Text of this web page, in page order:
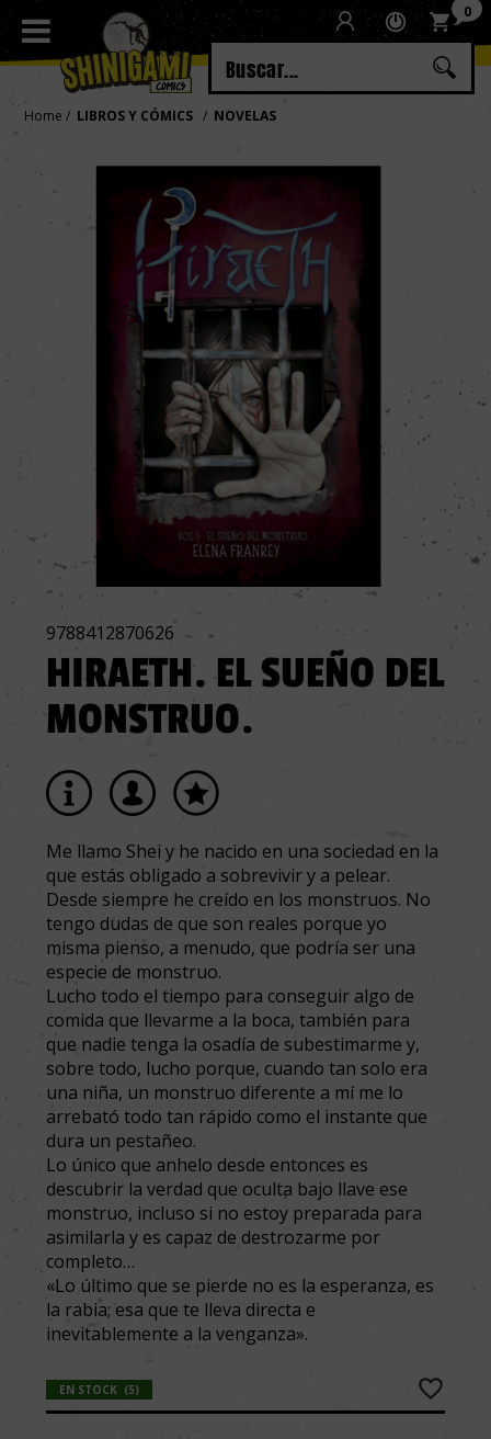
Regístrate
Iniciar sesión 0
Home LIBROS Y CÓMICS NOVELAS
9788412870626
HIRAETH. EL SUEÑO DEL
MONSTRUO.
Me llamo Shei y he nacido en una sociedad en la
que estás obligado a sobrevivir y a pelear.
Desde siempre he creído en los monstruos. No
tengo dudas de que son reales porque yo
misma pienso, a menudo, que podría ser una
especie de monstruo.
Lucho todo el tiempo para conseguir algo de
comida que llevarme a la boca, también para
que nadie tenga la osadía de subestimarme y,
sobre todo, lucho porque, cuando tan solo era
una niña, un monstruo diferente a mí me lo
arrebató todo tan rápido como el instante que
dura un pestañeo.
Lo único que anhelo desde entonces es
descubrir la verdad que oculta bajo llave ese
monstruo, incluso si no estoy preparada para
asimilarla y es capaz de destrozarme por
completo…
«Lo último que se pierde no es la esperanza, es
la rabia; esa que te lleva directa e
inevitablemente a la venganza».
EN STOCK (5)